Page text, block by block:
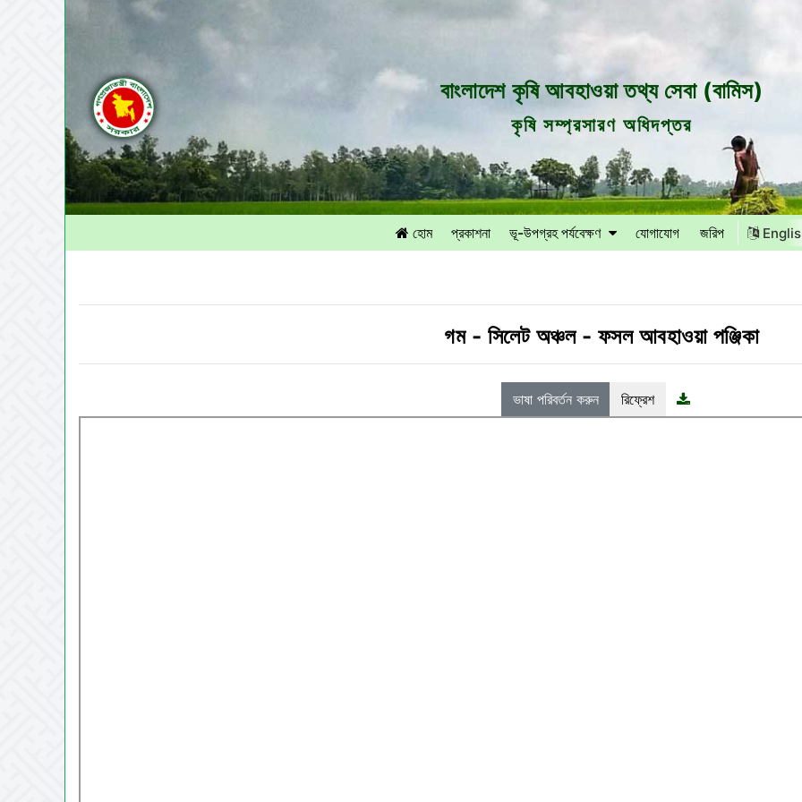
বাংলাদেশ কৃষি আবহাওয়া তথ্য সেবা (বামিস)
কৃষি সম্প্রসারণ অধিদপ্তর
হোম প্রকাশনা ভূ-উপগ্রহ পর্যবেক্ষণ যোগাযোগ জরিপ
গম - সিলেট অঞ্চল- ফসল আবহাওয়া পঞ্জিকা
ভাষা পরিবর্তন করুন রিফ্রেশ